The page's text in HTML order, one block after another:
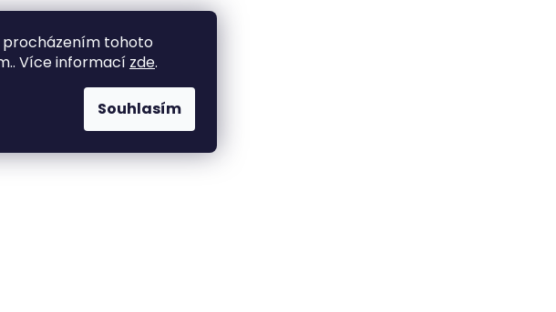
procházením tohoto
Více informací zde.
Souhlasím